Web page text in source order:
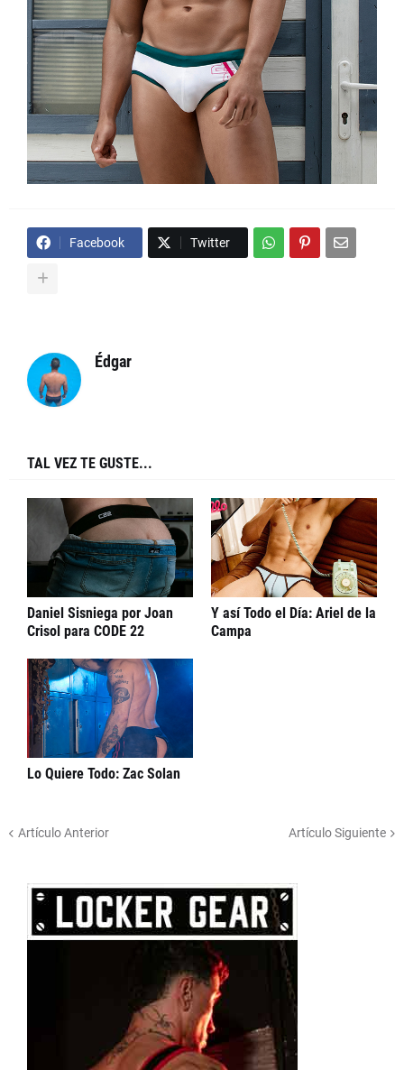
Facebook Twitter
Édgar
TAL VEZ TE GUSTE...
Daniel Sisniega por Joan
Crisol para CODE 22
Y así Todo el Día: Ariel de la
Campa
Lo Quiere Todo: Zac Solan
Artículo Anterior Artículo Siguiente